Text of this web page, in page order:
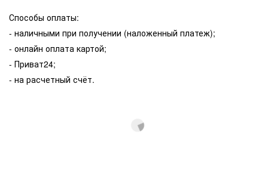
Способы оплаты:
- наличными при получении (наложенный платеж);
- онлайн оплата картой;
- Приват24;
- на расчетный счёт.